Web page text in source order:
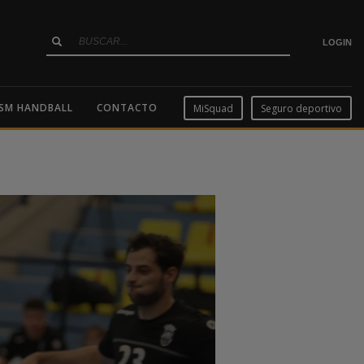
LOGIN
HANDBALL CONTACTO MiSquad Seguro deportivo